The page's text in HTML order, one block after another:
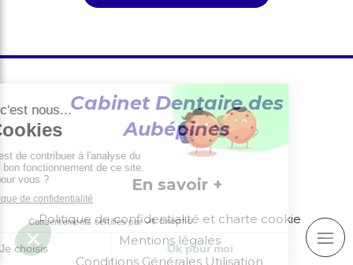
Cabinet Dentaire des
Aubépines
En savoir +
Politique de confidentialité et charte cookie
Mentions légales
Conditions Générales Utilisation